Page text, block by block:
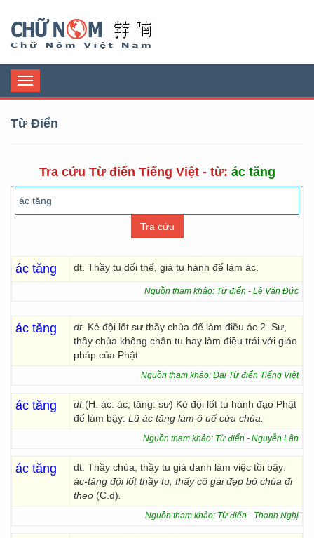
Toggle
navigation
Từ Điển
Tra cứu Từ điển Tiếng Việt - từ: ác tăng
ác tăng dt. Thầy tu dối thế, giả tu hành để làm ác.
Nguồn tham khảo: Từ điển - Lê Văn Đức
ác tăng dt. Kẻ đội lốt sư thầy chùa để làm điều ác 2. Sư,
thầy chùa không chân tu hay làm điều trái với giáo
pháp của Phật.
Nguồn tham khảo: Đại Từ điển Tiếng Việt
ác tăng dt (H. ác: ác; tăng: sư) Kẻ đội lốt tu hành đạo Phật
để làm bậy: Lũ ác tăng làm ô uế cửa chùa.
Nguồn tham khảo: Từ điển - Nguyễn Lân
ác tăng
dt. Thầy chùa, thầy tu giả danh làm việc tồi bậy:
ác-tăng đội lốt thầy tu, thấy cô gái đẹp bỏ chùa đi
theo (C.d)
Nguồn tham khảo: Từ điển - Thanh Nghị